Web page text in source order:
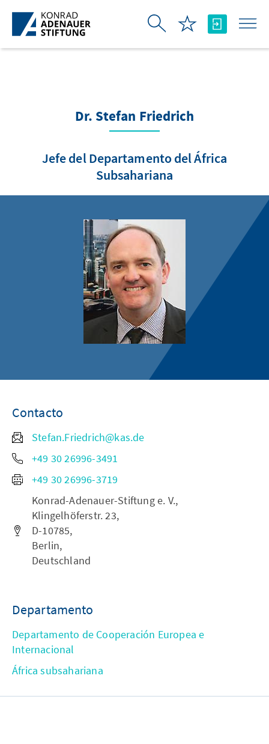
Saltar al contenido principal
Dr. Stefan Friedrich
Jefe del Departamento del África
Subsahariana
Contacto
Stefan.Friedrich@kas.de
+49 30 26996-3491
+49 30 26996-3719
Konrad-Adenauer-Stiftung e. V.,
Klingelhöferstr. 23,
D-10785,
Berlin,
Deutschland
Departamento
Departamento de Cooperación Europea e
Internacional
África subsahariana